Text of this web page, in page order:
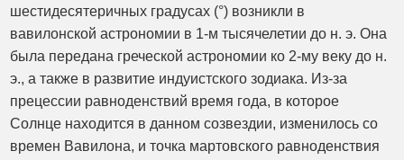
шестидесятеричных градусах (°) возникли в
вавилонской астрономии в 1-м тысячелетии до н. э. Она
была передана греческой астрономии ко 2-му веку до н.
э., а также в развитие индуистского зодиака. Из-за
прецессии равноденствий время года, в которое
Солнце находится в данном созвездии, изменилось со
времен Вавилона, и точка мартовского равноденствия